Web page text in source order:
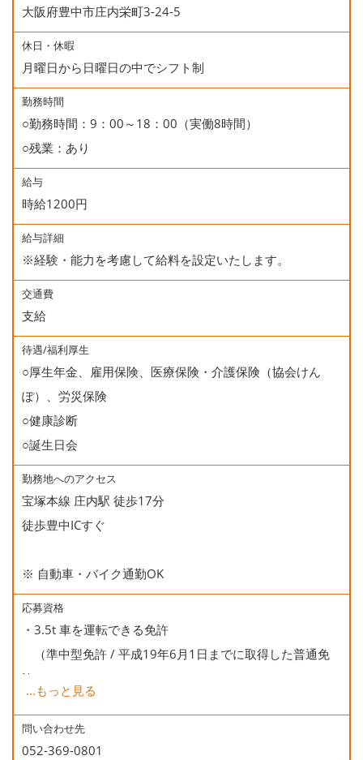
大阪府豊中市庄内栄町3-24-5
休日・休暇
月曜日から日曜日の中でシフト制
勤務時間
○勤務時間：9：00～18：00（実働8時間）
○残業：あり
給与
時給1200円
給与詳細
※経験・能力を考慮して給料を設定いたします。
交通費
支給
待遇/福利厚生
○厚生年金、雇用保険、医療保険・介護保険（協会けん
ぽ）、労災保険
○健康診断
○誕生日会
勤務地へのアクセス
宝塚本線 庄内駅 徒歩17分
徒歩豊中ICすぐ
※ 自動車・バイク通勤OK
応募資格
・3.5t 車を運転できる免許
（準中型免許 / 平成19年6月1日までに取得した普通免
許）
・商品（エアコン）の手積みがありますので、体力のある
方が望ましいです。
...もっと見る
問い合わせ先
052-369-0801